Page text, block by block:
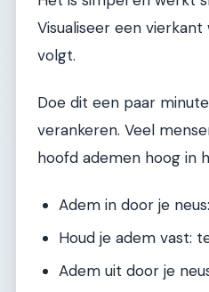
Visualiseer een
volgt.
Doe dit een paar
verankeren. Veel
hoofd ademen hoog in
Adem in door je
Houd je adem vast:
Adem uit door je